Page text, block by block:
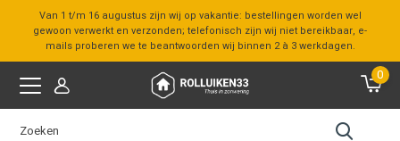
Van 1 t/m 16 augustus zijn wij op vakantie: bestellingen worden wel
gewoon verwerkt en verzonden; telefonisch zijn wij niet bereikbaar, e-
mails proberen we te beantwoorden wij binnen 2 à 3 werkdagen.
0